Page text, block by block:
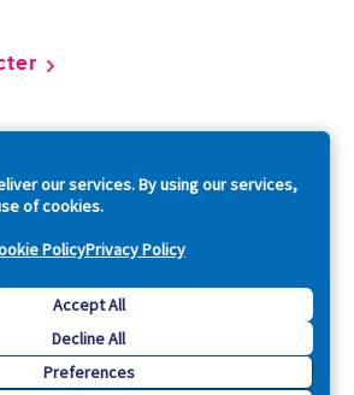
our services. By using our services,
of cookies.
PolicyPrivacy Policy
Accept All
Decline All
Preferences
Acquia, Inc. All Rights Reserved.
trademark of Dries Buytaert.